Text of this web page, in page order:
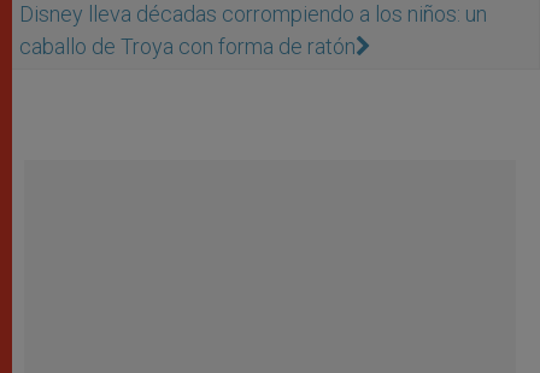
Disney lleva décadas corrompiendo a los niños: un
caballo de Troya con forma de ratón